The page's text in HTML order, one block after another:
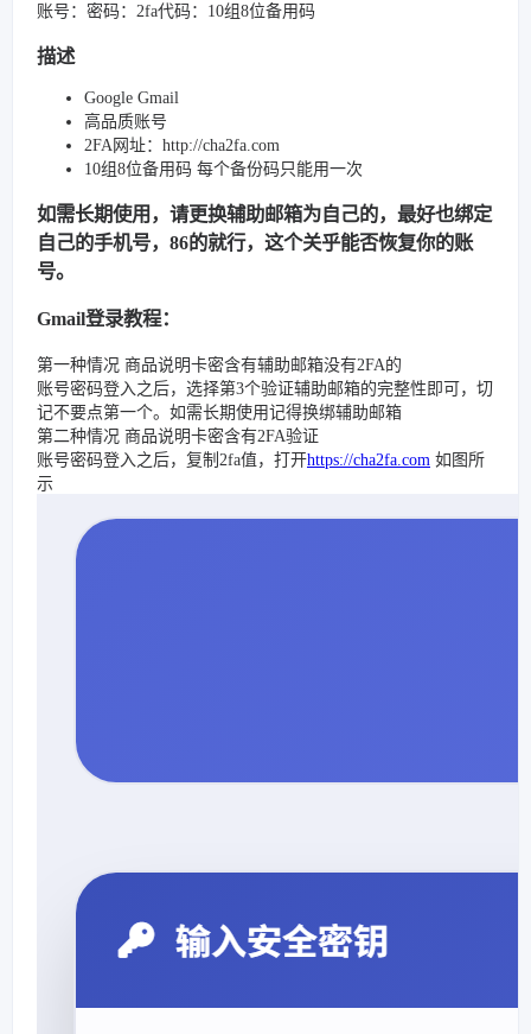
账号：密码：2fa代码：10组8位备用码
描述
Google Gmail
高品质账号
2FA网址：http://cha2fa.com
10组8位备用码 每个备份码只能用一次
如需长期使用，请更换辅助邮箱为自己的，最好也绑定
自己的手机号，86的就行，这个关乎能否恢复你的账
号。
Gmail登录教程：
第一种情况 商品说明卡密含有辅助邮箱没有2FA的
账号密码登入之后，选择第3个验证辅助邮箱的完整性即可，切
记不要点第一个。如需长期使用记得换绑辅助邮箱
第二种情况 商品说明卡密含有2FA验证
账号密码登入之后，复制2fa值，打开https://cha2fa.com 如图所
示